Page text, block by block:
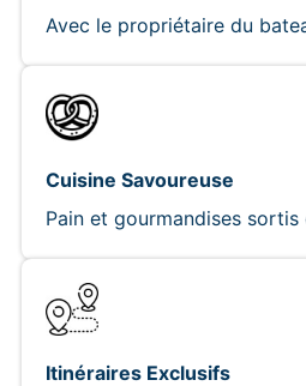
Avec le propriétaire du
Cuisine Savoureuse
Pain et gourmandises
Itinéraires Exclusifs